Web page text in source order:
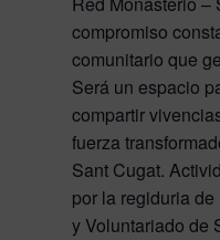
compromiso
comunitario que
Será un espacio
compartir
fuerza
Sant Cugat.
por la regiduria
y Voluntariado de